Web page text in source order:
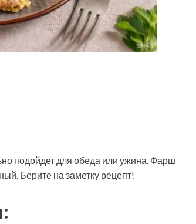
подойдет для обеда или ужина. Фарш
Берите на заметку рецепт!